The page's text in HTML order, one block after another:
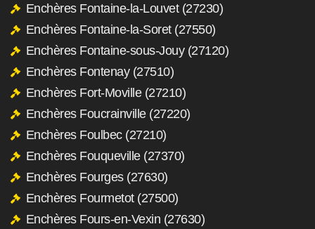
Enchères Fontaine-la-Louvet (27230)
Enchères Fontaine-la-Soret (27550)
Enchères Fontaine-sous-Jouy (27120)
Enchères Fontenay (27510)
Enchères Fort-Moville (27210)
Enchères Foucrainville (27220)
Enchères Foulbec (27210)
Enchères Fouqueville (27370)
Enchères Fourges (27630)
Enchères Fourmetot (27500)
Enchères Fours-en-Vexin (27630)